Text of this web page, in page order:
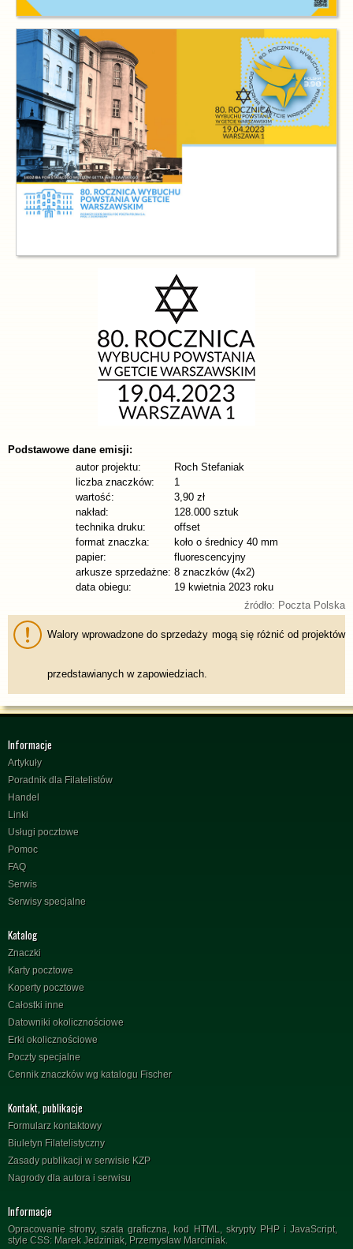
Podstawowe dane emisji:
autor projektu:
Roch Stefaniak
liczba znaczków:
1
wartość:
3,90 zł
nakład:
128.000 sztuk
technika druku:
offset
format znaczka:
koło o średnicy 40 mm
papier:
fluorescencyjny
arkusze sprzedażne: 8 znaczków (4x2)
data obiegu:
19 kwietnia 2023 roku
źródło: Poczta Polska
Walory wprowadzone do sprzedaży mogą się różnić od projektów
przedstawianych w zapowiedziach.
Informacje
Artykuły
Poradnik dla Filatelistów
Handel
Linki
Usługi pocztowe
Pomoc
FAQ
Serwis
Serwisy specjalne
Katalog
Znaczki
Karty pocztowe
Koperty pocztowe
Całostki inne
Datowniki okolicznościowe
Erki okolicznościowe
Poczty specjalne
Cennik znaczków wg katalogu Fischer
Kontakt, publikacje
Formularz kontaktowy
Biuletyn Filatelistyczny
Zasady publikacji w serwisie KZP
Nagrody dla autora i serwisu
Informacje
Opracowanie strony, szata graficzna, kod HTML, skrypty PHP i JavaScript,
style CSS: Marek Jedziniak, Przemysław Marciniak.